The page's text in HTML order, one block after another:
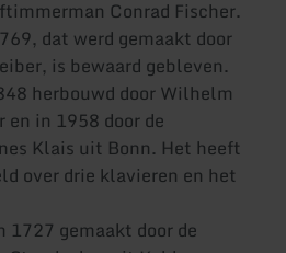
Conrad Fischer.
dat werd gemaakt door
is bewaard gebleven.
herbouwd door Wilhelm
in 1958 door de
Klais uit Bonn. Het heeft
over drie klavieren en het
1727 gemaakt door de